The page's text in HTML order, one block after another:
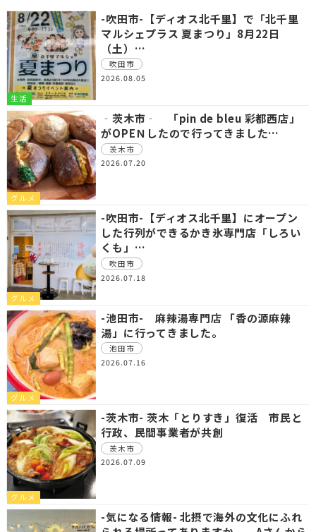
生活
-吹田市-【ディオス北千里】で「北千里
マルシェプラス 夏まつり」8月22日
（土）…
吹田市
2026.08.05
グルメ
‐茨木市‐ 「pin de bleu 彩都西店」
がOPEＮしたので行ってきました…
茨木市
2026.07.20
グルメ
-吹田市-【ディオス北千里】にオープン
した行列ができるかき氷専門店「しろい
くも」…
吹田市
2026.07.18
グルメ
-池田市- 麻辣湯専門店 「香の源麻辣
湯」に行ってきました。
池田市
2026.07.16
グルメ
-茨木市- 茨木「とりすき」復活 市民と
行政、民間事業者が共創
茨木市
2026.07.09
-気になる情報- 北摂で海外の文化にふれ